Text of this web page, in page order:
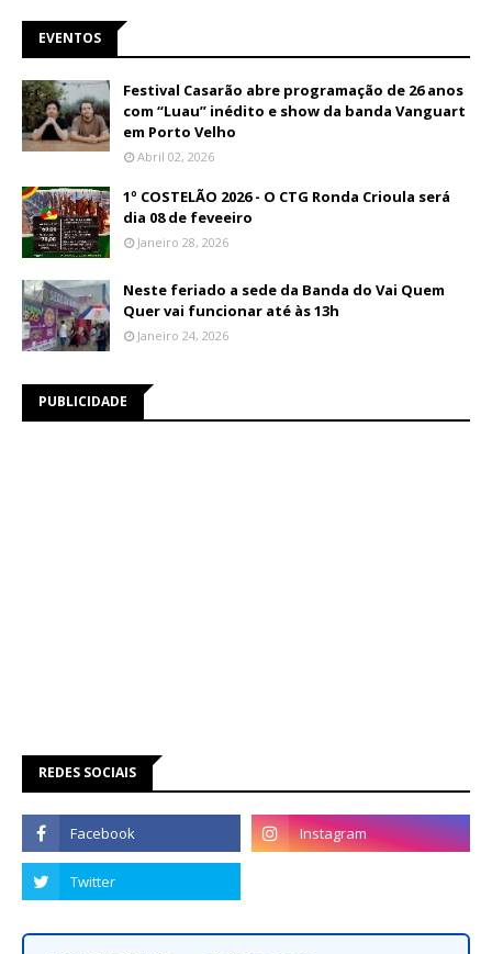
EVENTOS
Festival Casarão abre programação de 26 anos
com “Luau” inédito e show da banda Vanguart
em Porto Velho
Abril 02, 2026
1º COSTELÃO 2026 - O CTG Ronda Crioula será
dia 08 de feveeiro
Janeiro 28, 2026
Neste feriado a sede da Banda do Vai Quem
Quer vai funcionar até às 13h
Janeiro 24, 2026
PUBLICIDADE
REDES SOCIAIS